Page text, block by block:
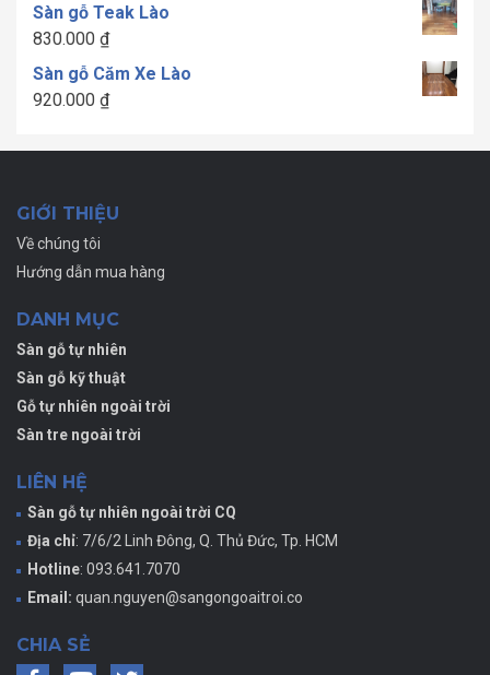
Sàn gỗ Teak Lào
830.000 ₫
Sàn gỗ Căm Xe Lào
920.000 ₫
GIỚI THIỆU
Về chúng tôi
Hướng dẫn mua hàng
DANH MỤC
Sàn gỗ tự nhiên
Sàn gỗ kỹ thuật
Gỗ tự nhiên ngoài trời
Sàn tre ngoài trời
LIÊN HỆ
Sàn gỗ tự nhiên ngoài trời CQ
Địa chỉ: 7/6/2 Linh Đông, Q. Thủ Đức, Tp. HCM
Hotline: 093.641.7070
Email: quan.nguyen@sangongoaitroi.co
CHIA SẺ